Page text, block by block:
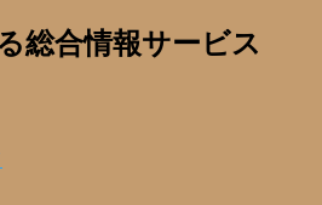
総合情報サービス